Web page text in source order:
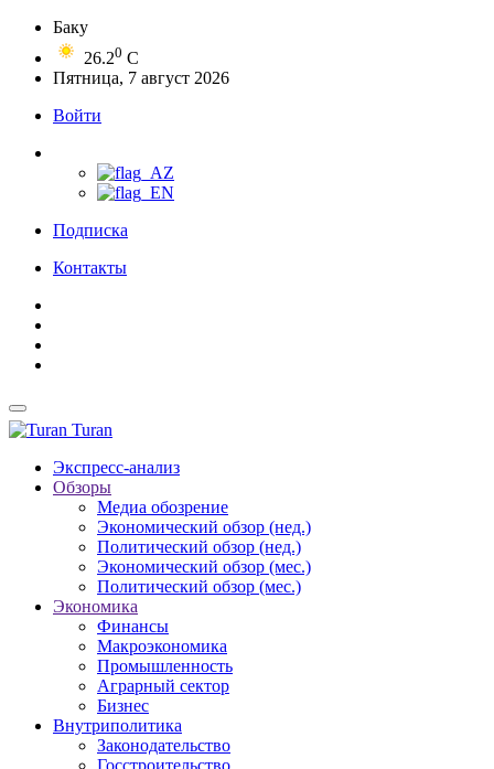
Баку
26.20 C
Пятница, 7 август 2026
Войти
Подписка
Контакты
Turan
Экспресс-анализ
Обзоры
Медиа обозрение
Экономический обзор (нед.)
Политический обзор (нед.)
Экономический обзор (мес.)
Политический обзор (мес.)
Экономика
Финансы
Макроэкономика
Промышленность
Аграрный сектор
Бизнес
Внутриполитика
Законодательство
Госстроительство